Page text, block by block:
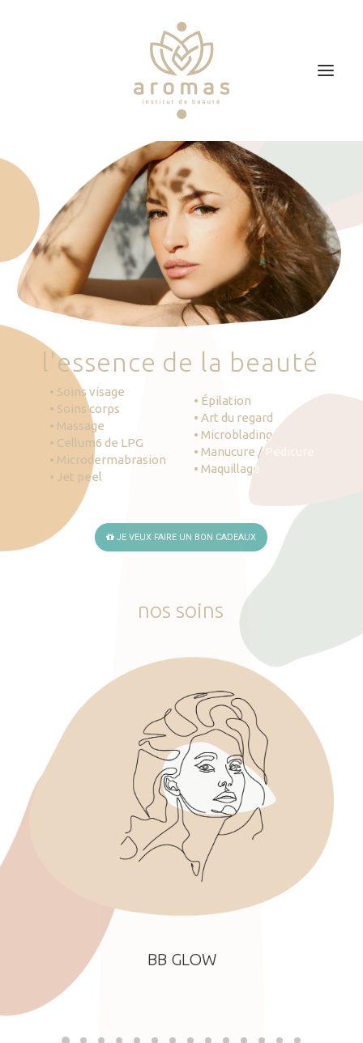
Soins
Je veux faire un bon cadeau
Plan d’accès
Prendre RDV
'essence de la beauté
• Soins visage
• Soins corps
• Massage
• Cellum6 de LPG
• Microdermabrasion
• Jet peel
• Épilation
• Art du regard
• Microblading
• Manucure / Pédicure
• Maquillage
JE VEUX FAIRE UN BON CADEAUX
nos soins
BB GLOW